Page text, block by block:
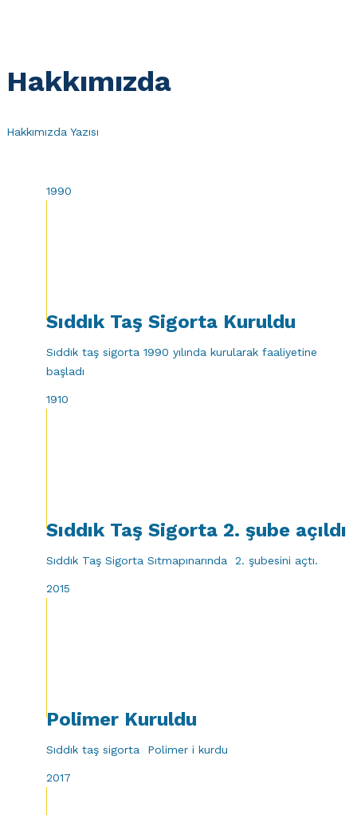
Hakkımızda
Hakkımızda Yazısı
1990
Sıddık Taş Sigorta Kuruldu
Sıddık taş sigorta 1990 yılında kurularak faaliyetine
başladı
1910
Sıddık Taş Sigorta 2. şube açıldı
Sıddık Taş Sigorta Sıtmapınarında 2. şubesini açtı.
2015
Polimer Kuruldu
Sıddık taş sigorta Polimer i kurdu
2017